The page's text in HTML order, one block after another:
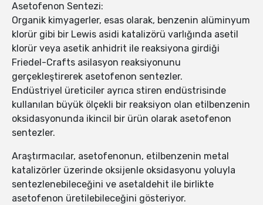
Asetofenon Sentezi:
Organik kimyagerler, esas olarak, benzenin alüminyum
klorür gibi bir Lewis asidi katalizörü varlığında asetil
klorür veya asetik anhidrit ile reaksiyona girdiği
Friedel-Crafts asilasyon reaksiyonunu
gerçekleştirerek asetofenon sentezler.
Endüstriyel üreticiler ayrıca stiren endüstrisinde
kullanılan büyük ölçekli bir reaksiyon olan etilbenzenin
oksidasyonunda ikincil bir ürün olarak asetofenon
sentezler.
Araştırmacılar, asetofenonun, etilbenzenin metal
katalizörler üzerinde oksijenle oksidasyonu yoluyla
sentezlenebileceğini ve asetaldehit ile birlikte
asetofenon üretilebileceğini gösteriyor.